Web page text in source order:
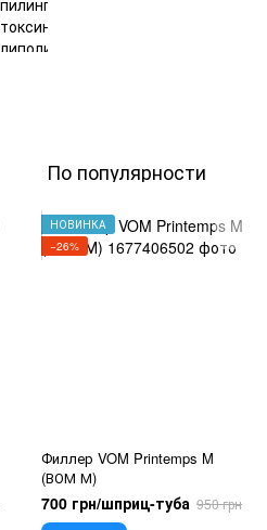
По популярности
НОВИНКА
−26%
Филлер VOM Printemps M
(ВОМ М)
700 грн/шприц-туба 950 грн